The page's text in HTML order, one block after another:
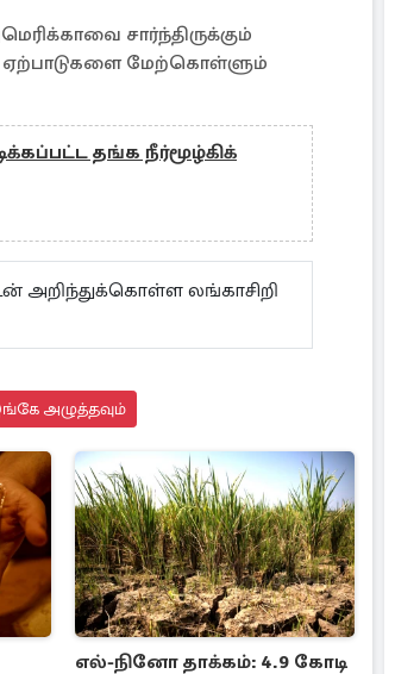
சார்ந்திருக்கும்
ஏற்பாடுகளை மேற்கொள்ளும்
தங்க நீர்மூழ்கிக்
அறிந்துக்கொள்ள லங்காசிறி
அழுத்தவும்
எல்-நினோ தாக்கம்: 4.9 கோடி